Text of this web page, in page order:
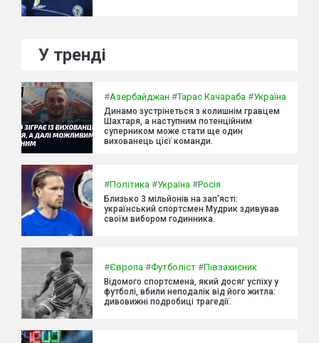
У тренді
#Азербайджан #Тарас Качараба #Україна
Динамо зустрінеться з колишнім гравцем
Шахтаря, а наступним потенційним
суперником може стати ще один
вихованець цієї команди.
#Політика #Україна #Росія
Близько 3 мільйонів на зап'ясті:
український спортсмен Мудрик здивував
своїм вибором годинника.
#Європа #Футболіст #Півзахисник
Відомого спортсмена, який досяг успіху у
футболі, вбили неподалік від його житла:
дивовижні подробиці трагедії.